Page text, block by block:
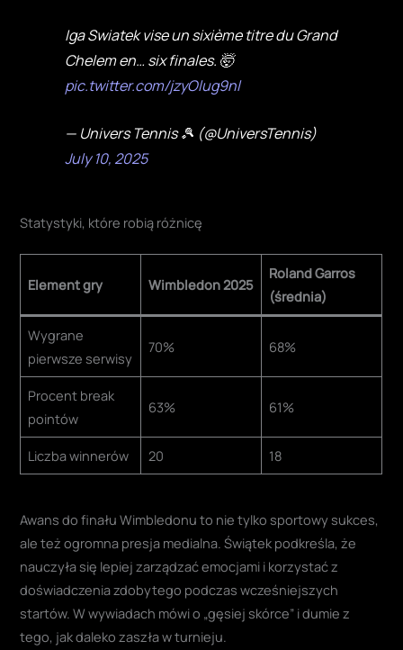
Iga Swiatek vise un sixième titre du Grand
Chelem en… six finales. 🤯
pic.twitter.com/jzyOlug9nl
— Univers Tennis 🎾 (@UniversTennis)
July 10, 2025
Statystyki, które robią różnicę
Element gry Wimbledon 2025
Roland Garros
(średnia)
Wygrane
pierwsze serwisy
70% 68%
Procent break
pointów
63% 61%
Liczba winnerów 20 18
Awans do finału Wimbledonu to nie tylko sportowy sukces,
ale też ogromna presja medialna. Świątek podkreśla, że
nauczyła się lepiej zarządzać emocjami i korzystać z
doświadczenia zdobytego podczas wcześniejszych
startów. W wywiadach mówi o „gęsiej skórce” i dumie z
tego, jak daleko zaszła w turnieju.